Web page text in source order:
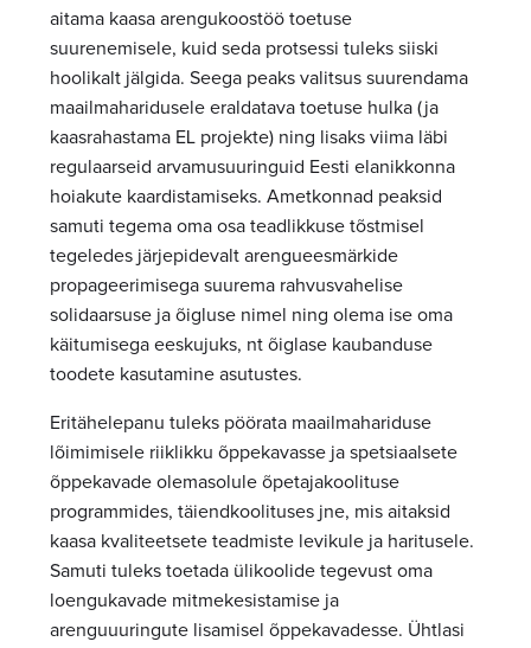
aitama kaasa arengukoostöö toetuse
suurenemisele, kuid seda protsessi tuleks siiski
hoolikalt jälgida. Seega peaks valitsus suurendama
maailmaharidusele eraldatava toetuse hulka (ja
kaasrahastama EL projekte) ning lisaks viima läbi
regulaarseid arvamusuuringuid Eesti elanikkonna
hoiakute kaardistamiseks. Ametkonnad peaksid
samuti tegema oma osa teadlikkuse tõstmisel
tegeledes järjepidevalt arengueesmärkide
propageerimisega suurema rahvusvahelise
solidaarsuse ja õigluse nimel ning olema ise oma
käitumisega eeskujuks, nt õiglase kaubanduse
toodete kasutamine asutustes.
Eritähelepanu tuleks pöörata maailmahariduse
lõimimisele riiklikku õppekavasse ja spetsiaalsete
õppekavade olemasolule õpetajakoolituse
programmides, täiendkoolituses jne, mis aitaksid
kaasa kvaliteetsete teadmiste levikule ja haritusele.
Samuti tuleks toetada ülikoolide tegevust oma
loengukavade mitmekesistamise ja
arenguuuringute lisamisel õppekavadesse. Ühtlasi